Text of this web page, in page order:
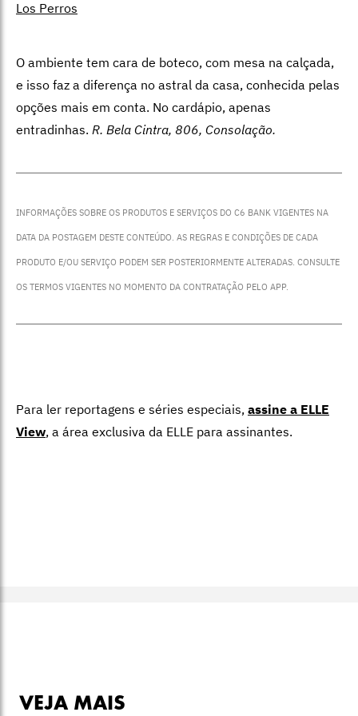
Los Perros
O ambiente tem cara de boteco, com mesa na calçada,
e isso faz a diferença no astral da casa, conhecida pelas
opções mais em conta. No cardápio, apenas
entradinhas. R. Bela Cintra, 806, Consolação.
INFORMAÇÕES SOBRE OS PRODUTOS E SERVIÇOS DO C6 BANK VIGENTES NA
DATA DA POSTAGEM DESTE CONTEÚDO. AS REGRAS E CONDIÇÕES DE CADA
PRODUTO E/OU SERVIÇO PODEM SER POSTERIORMENTE ALTERADAS. CONSULTE
OS TERMOS VIGENTES NO MOMENTO DA CONTRATAÇÃO PELO APP.
Para ler reportagens e séries especiais, assine a ELLE
View, a área exclusiva da ELLE para assinantes.
VEJA MAIS